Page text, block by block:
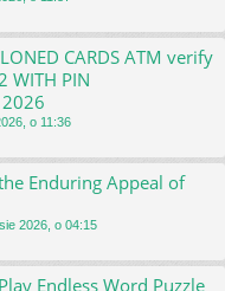
CARDS ATM verify
WITH PIN
2026
o 11:36
Enduring Appeal of
2026, o 04:15
Endless Word Puzzle